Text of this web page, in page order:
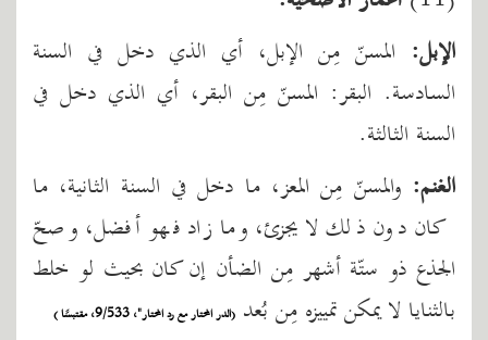
الإبل: المسنّ مِن الإبل، أي الذي دخل في السنة
السادسة. البقر: المسنّ مِن البقر، أي الذي دخل في
السنة الثالثة.
الغنم: والمسنّ مِن المعز، ما دخل في السنة الثانية، ما
كان دون ذلك لا يجزئ، وما زاد فهو أفضل، وصحّ
الجذع ذو ستّة أشهر مِن الضأن إن كان بحيث لو خلط
بالثنايا لا يمكن تمييزه مِن بُعد (الدر المحتار مع رد المحتار"، 9/533، مقتبسًا )